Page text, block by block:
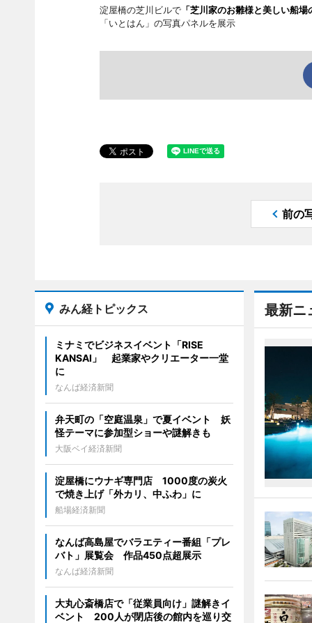
淀屋橋の芝川ビルで「芝川家のお雛様と美しい船場
「いとはん」の写真パネルを展示
前の
最新ニ
みん経トピックス
ミナミでビジネスイベント「RISE
KANSAI」 起業家やクリエーター一堂
に
なんば経済新聞
弁天町の「空庭温泉」で夏イベント 妖
怪テーマに参加型ショーや謎解きも
大阪ベイ経済新聞
淀屋橋にウナギ専門店 1000度の炭火
で焼き上げ「外カリ、中ふわ」に
船場経済新聞
なんば高島屋でバラエティー番組「プレ
バト」展覧会 作品450点超展示
なんば経済新聞
大丸心斎橋店で「従業員向け」謎解きイ
ベント 200人が閉店後の館内を巡り交